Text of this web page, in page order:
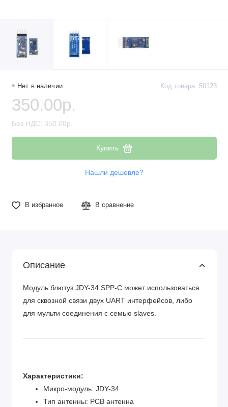
Нет в наличии Код товара: 50123
350.00р.
Без НДС: 350.00р.
Купить
Нашли дешевле?
В избранное В сравнение
Описание
Модуль блютуз JDY-34 SPP-C может использоваться
для сквозной связи двух UART интерфейсов, либо
для мульти соединения с семью slaves.
Характеристики:
Микро-модуль: JDY-34
Тип антенны: PCB антенна